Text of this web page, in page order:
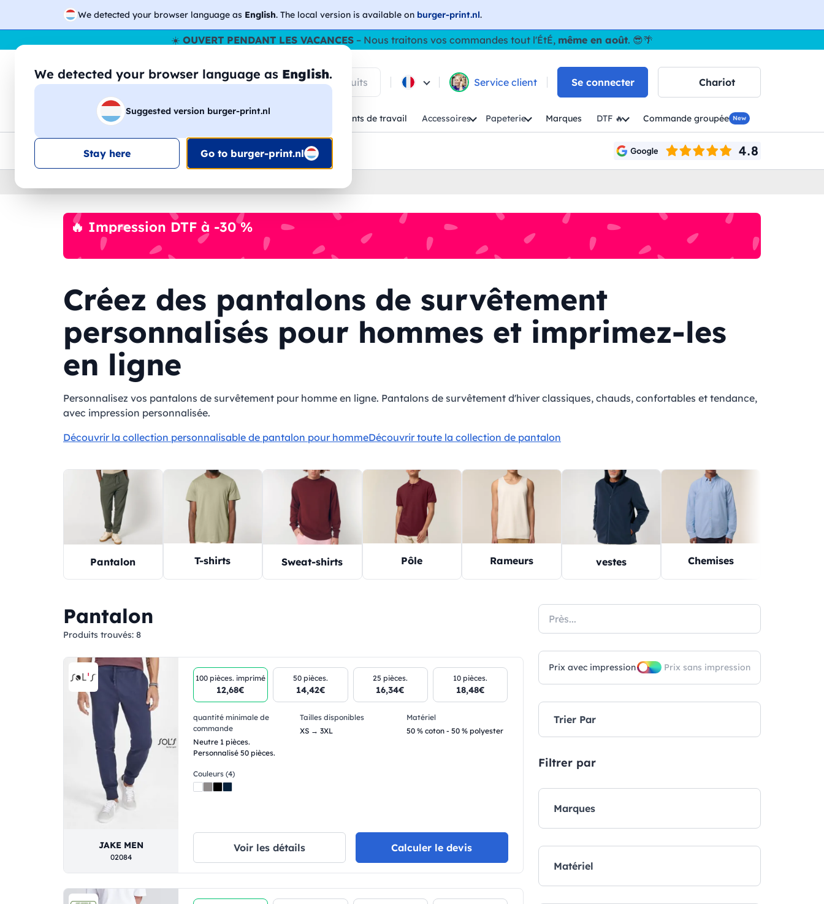
We detected your browser language as English. The local version is available on burger-print.nl.
We detected your browser language as English.
Suggested version burger-print.nl
Stay here Go to burger-print.nl
☀️ OUVERT PENDANT LES VACANCES – Nous traitons vos commandes tout l'ÉtÉ, même en août. 😎🌴
🔎 Recherchez parmi les produits Service client Se connecter Chariot
Sweat-shirts Homme Femme Vêtements de travail Accessoires Papeterie Marques DTF 🔥 Commande groupée New
Livraison UERemise quantité Service clientCroquis prépresse
🔥 Impression DTF à -30 %
Créez des pantalons de survêtement
personnalisés pour hommes et imprimez-les
en ligne
Personnalisez vos pantalons de survêtement pour homme en ligne. Pantalons de survêtement d'hiver classiques, chauds, confortables et tendance,
avec impression personnalisée.
Découvrir la collection personnalisable de pantalon pour hommeDécouvrir toute la collection de pantalon
Pantalon T-shirts Sweat-shirts Pôle Rameurs vestes Chemises
Pantalon
Produits trouvés: 8
JAKE MEN
02084
100 pièces. imprimé
12,68€
50 pièces.
14,42€
25 pièces.
16,34€
10 pièces.
18,48€
quantité minimale de
commande
Neutre 1 pièces.
Personnalisé 50 pièces.
Tailles disponibles
XS → 3XL
Matériel
50 % coton - 50 % polyester
Couleurs (4)
Voir les détails Calculer le devis
Prix ​​avec impression Prix ​​sans impression
Trier Par
Filtrer par
Marques
Matériel